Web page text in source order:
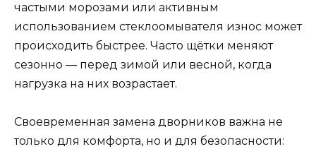
частыми морозами или активным
использованием стеклоомывателя износ может
происходить быстрее. Часто щётки меняют
сезонно — перед зимой или весной, когда
нагрузка на них возрастает.
Своевременная замена дворников важна не
только для комфорта, но и для безопасности: